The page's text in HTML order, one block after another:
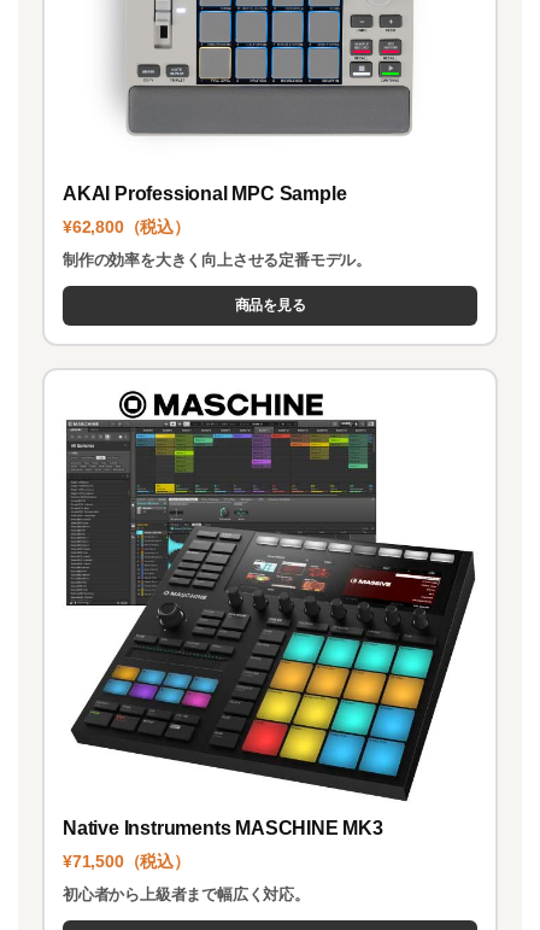
AKAI Professional MPC Sample
¥62,800（税込）
制作の効率を大きく向上させる定番モデル。
商品を見る
Native Instruments MASCHINE MK3
¥71,500（税込）
初心者から上級者まで幅広く対応。